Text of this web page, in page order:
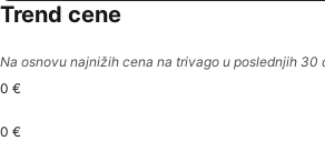
Trend cene
Na osnovu najnižih cena na trivago u poslednjih 30
0 €
0 €